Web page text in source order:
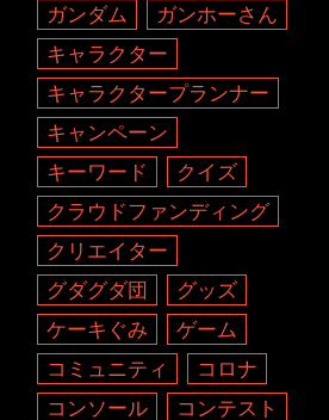
ガンダム
ガンホーさん
キャラクター
キャラクタープランナー
キャンペーン
キーワード
クイズ
クラウドファンディング
クリエイター
グダグダ団
グッズ
ケーキぐみ
ゲーム
コミュニティ
コロナ
コンソール
コンテスト